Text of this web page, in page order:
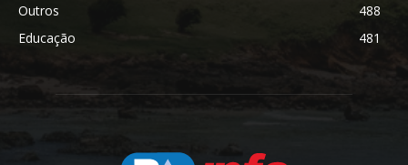
Outros
488
Educação
481